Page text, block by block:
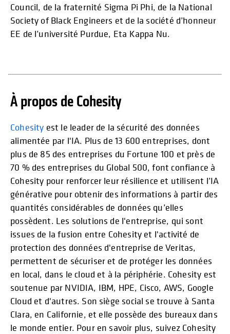
Council, de la fraternité Sigma Pi Phi, de la National
Society of Black Engineers et de la société d’honneur
EE de l’université Purdue, Eta Kappa Nu.
À propos de Cohesity
Cohesity est le leader de la sécurité des données
alimentée par l'IA. Plus de 13 600 entreprises, dont
plus de 85 des entreprises du Fortune 100 et près de
70 % des entreprises du Global 500, font confiance à
Cohesity pour renforcer leur résilience et utilisent l’IA
générative pour obtenir des informations à partir des
quantités considérables de données qu’elles
possèdent. Les solutions de l'entreprise, qui sont
issues de la fusion entre Cohesity et l'activité de
protection des données d'entreprise de Veritas,
permettent de sécuriser et de protéger les données
en local, dans le cloud et à la périphérie. Cohesity est
soutenue par NVIDIA, IBM, HPE, Cisco, AWS, Google
Cloud et d'autres. Son siège social se trouve à Santa
Clara, en Californie, et elle possède des bureaux dans
le monde entier. Pour en savoir plus, suivez Cohesity